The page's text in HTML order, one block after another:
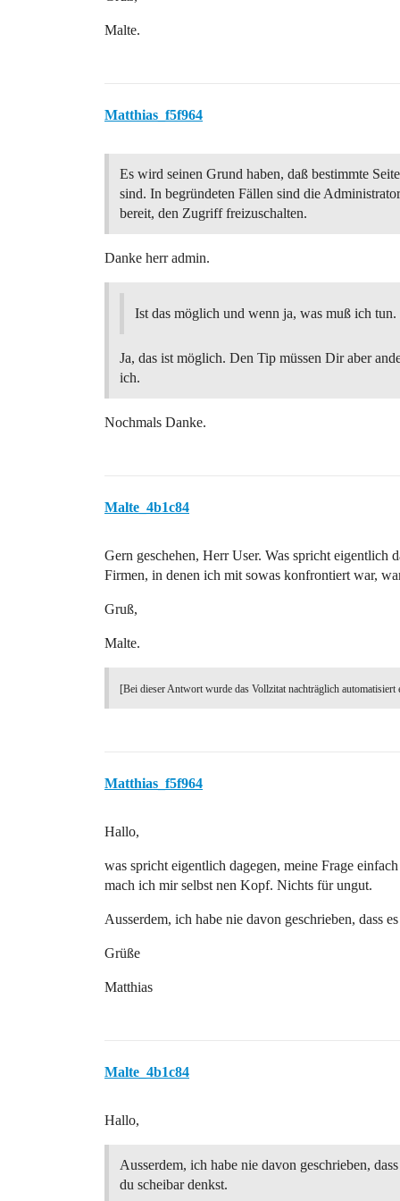
Malte.
Matthias_f5f964
Es wird seinen Grund haben, daß bestimmte
sind. In begründeten Fällen sind die
bereit, den Zugriff freizuschalten.
Danke herr admin.
Ist das möglich und wenn ja, was muß ich tun.
Ja, das ist möglich. Den Tip müssen Dir aber
ich.
Nochmals Danke.
Malte_4b1c84
Gern geschehen, Herr User. Was spricht eigentlich
Firmen, in denen ich mit sowas konfrontiert war,
Gruß,
Malte.
[Bei dieser Antwort wurde das Vollzitat nachträglich automatisiert
Matthias_f5f964
Hallo,
was spricht eigentlich dagegen, meine Frage
mach ich mir selbst nen Kopf. Nichts für ungut.
Ausserdem, ich habe nie davon geschrieben, dass
Grüße
Matthias
Malte_4b1c84
Hallo,
Ausserdem, ich habe nie davon geschrieben,
du scheibar denkst.